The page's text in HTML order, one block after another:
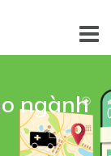
ngành